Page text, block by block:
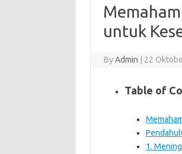
untuk
ByAdmin 22
Table of
1.